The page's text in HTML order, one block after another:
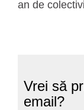
an de
Vrei să
email?